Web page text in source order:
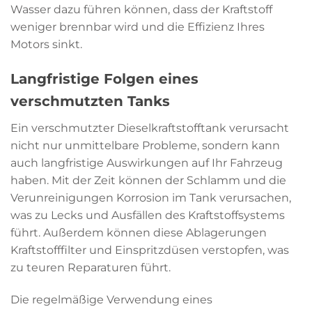
Wasser dazu führen können, dass der Kraftstoff
weniger brennbar wird und die Effizienz Ihres
Motors sinkt.
Langfristige Folgen eines
verschmutzten Tanks
Ein verschmutzter Dieselkraftstofftank verursacht
nicht nur unmittelbare Probleme, sondern kann
auch langfristige Auswirkungen auf Ihr Fahrzeug
haben. Mit der Zeit können der Schlamm und die
Verunreinigungen Korrosion im Tank verursachen,
was zu Lecks und Ausfällen des Kraftstoffsystems
führt. Außerdem können diese Ablagerungen
Kraftstofffilter und Einspritzdüsen verstopfen, was
zu teuren Reparaturen führt.
Die regelmäßige Verwendung eines